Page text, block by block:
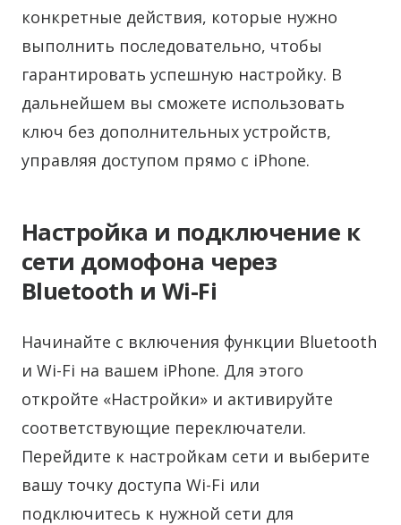
конкретные действия, которые нужно
выполнить последовательно, чтобы
гарантировать успешную настройку. В
дальнейшем вы сможете использовать
ключ без дополнительных устройств,
управляя доступом прямо с iPhone.
Настройка и подключение к
сети домофона через
Bluetooth и Wi-Fi
Начинайте с включения функции Bluetooth
и Wi-Fi на вашем iPhone. Для этого
откройте «Настройки» и активируйте
соответствующие переключатели.
Перейдите к настройкам сети и выберите
вашу точку доступа Wi-Fi или
подключитесь к нужной сети для